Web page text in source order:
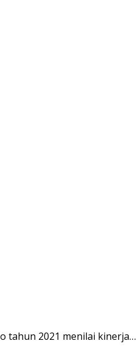
tahun 2021 menilai kinerja…